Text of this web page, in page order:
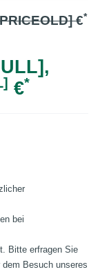
€*
€*
bei
Bitte erfragen Sie
Besuch unseres